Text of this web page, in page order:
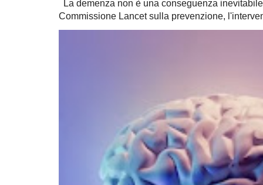
La demenza non è una conseguenza
Commissione Lancet sulla prevenzione,